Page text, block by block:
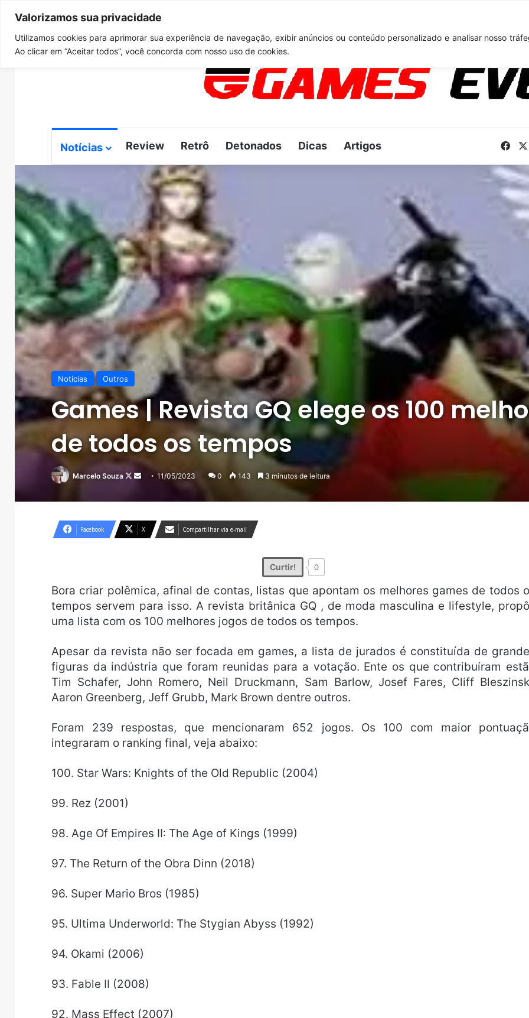
Valorizamos sua privacidade
Utilizamos cookies para aprimorar sua experiência de navegação, exibir anúncios ou conteúdo personalizado e analisar nosso
Ao clicar em “Aceitar todos”, você concorda com nosso uso de cookies.
quinta-feira, agosto 6 2026
Notícias Review Retrô Detonados Dicas Artigos
Notícias Outros
Games | Revista GQ elege os 100
de todos os tempos
Marcelo Souza
Follow
X
Mande
e-
11/05/2023 0 143 3 minutos de leitura
Facebook X Compartilhar via e-mail
Curtir! 0
Bora criar polêmica, afinal de contas, listas que apontam os melhores games de todos
tempos servem para isso. A revista britânica GQ , de moda masculina e lifestyle,
uma lista com os 100 melhores jogos de todos os tempos.
Apesar da revista não ser focada em games, a lista de jurados é constituída de
figuras da indústria que foram reunidas para a votação. Ente os que contribuíram
Tim Schafer, John Romero, Neil Druckmann, Sam Barlow, Josef Fares, Cliff
Aaron Greenberg, Jeff Grubb, Mark Brown dentre outros.
Foram 239 respostas, que mencionaram 652 jogos. Os 100 com maior
integraram o ranking final, veja abaixo:
100. Star Wars: Knights of the Old Republic (2004)
99. Rez (2001)
98. Age Of Empires II: The Age of Kings (1999)
97. The Return of the Obra Dinn (2018)
96. Super Mario Bros (1985)
95. Ultima Underworld: The Stygian Abyss (1992)
94. Okami (2006)
93. Fable II (2008)
92. Mass Effect (2007)